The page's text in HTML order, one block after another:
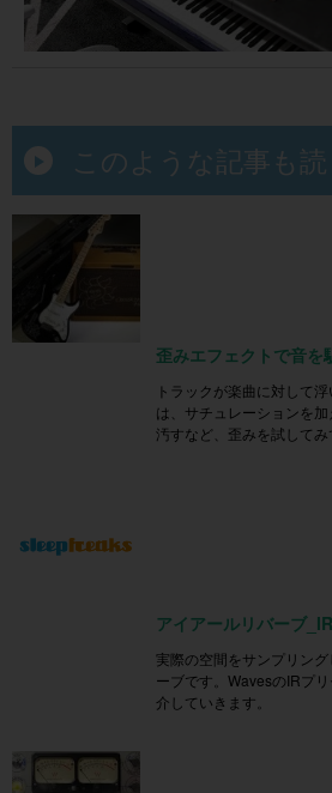
このような記事も
歪みエフェクトで音を
トラックが楽曲に対して
は、サチュレーションを
汚すなど、歪みを試してみ
アイアールリバーブ
実際の空間をサンプリン
ーブです。WavesのIRプ
介していきます。